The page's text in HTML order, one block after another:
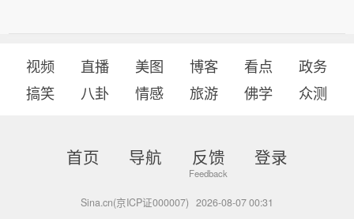
视频 直播 美图 博客 看点
政务
搞笑
八卦 情感 旅游 佛学 众测
首页 导航 反馈 登录
Sina.cn(京ICP证000007) 2026-08-07 00:31